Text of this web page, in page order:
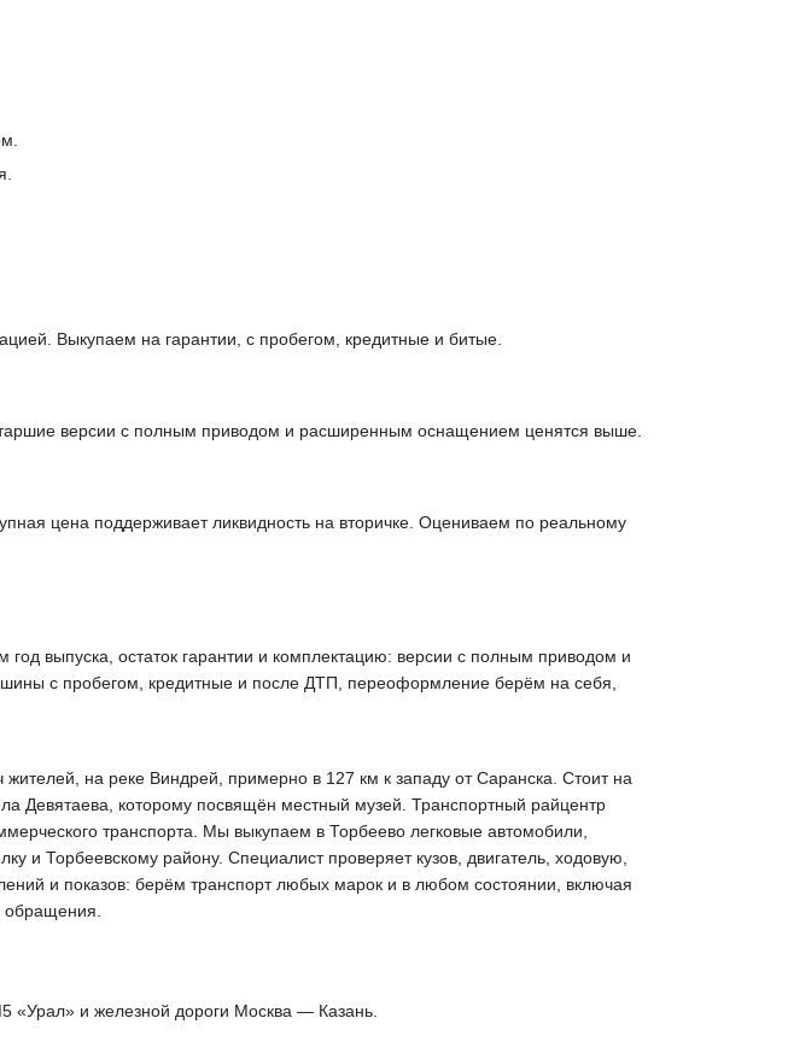
Выкупаем на гарантии, с пробегом, кредитные и битые.
версии с полным приводом и расширенным оснащением ценятся выше.
цена поддерживает ликвидность на вторичке. Оцениваем по реальному
выпуска, остаток гарантии и комплектацию: версии с полным приводом и
с пробегом, кредитные и после ДТП, переоформление берём на себя,
на реке Виндрей, примерно в 127 км к западу от Саранска. Стоит на
Девятаева, которому посвящён местный музей. Транспортный райцентр
транспорта. Мы выкупаем в Торбеево легковые автомобили,
и Торбеевскому району. Специалист проверяет кузов, двигатель, ходовую,
и показов: берём транспорт любых марок и в любом состоянии, включая
«Урал» и железной дороги Москва — Казань.